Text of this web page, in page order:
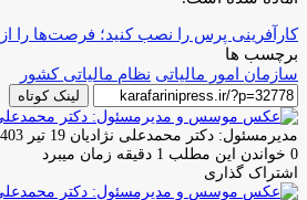
کارآفرینی پرس را نصب کنید؛ فرصت‌ها را
برچسب ها
سازمان امور مالیاتی نظام مالیاتی کشور
لینک کوتاه
مدیرمسئول: دکتر محمدعلی نژادیان ارسال
ایمیل
19 تیر 1403 21:07
0 خواندن این مطلب 1 دقیقه زمان میبرد
اشتراک گذاری
فیس
توئیتر
لینکدین
واتس
تلگرام
اشتراک
چاپ